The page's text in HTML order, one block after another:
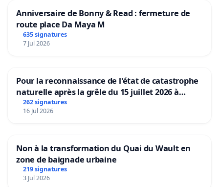
Anniversaire de Bonny & Read : fermeture de
route place Da Maya M
635 signatures
7 Jul 2026
Pour la reconnaissance de l'état de catastrophe
naturelle après la grêle du 15 juillet 2026 à
Aubenas et ses alentours
262 signatures
16 Jul 2026
Non à la transformation du Quai du Wault en
zone de baignade urbaine
219 signatures
3 Jul 2026